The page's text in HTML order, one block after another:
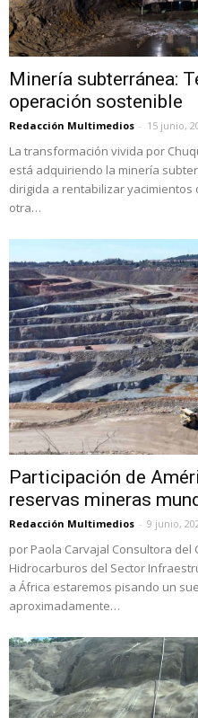
Minería subterránea:
operación sostenible
Redacción Multimedios - 15 junio,
La transformación vivida por
está adquiriendo la minería
dirigida a rentabilizar
otra…
Participación de
reservas mineras
Redacción Multimedios - 9 junio,
por Paola Carvajal Consultora del
Hidrocarburos del Sector
a África estaremos pisando un
aproximadamente…